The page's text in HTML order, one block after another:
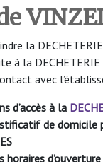
la
à la
avec
d’accès à la
de domicile
horaires